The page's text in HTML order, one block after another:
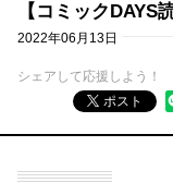
【コミックDAYS
2022年06月13日
シェアして応援しよう！
ポスト